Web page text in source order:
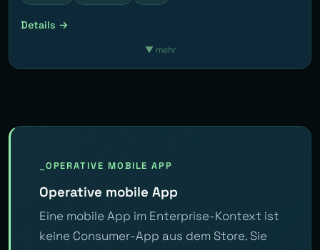
Details →
▼ mehr
OPERATIVE MOBILE APP
Operative mobile App
Eine mobile App im Enterprise-Kontext ist
keine Consumer-App aus dem Store. Sie